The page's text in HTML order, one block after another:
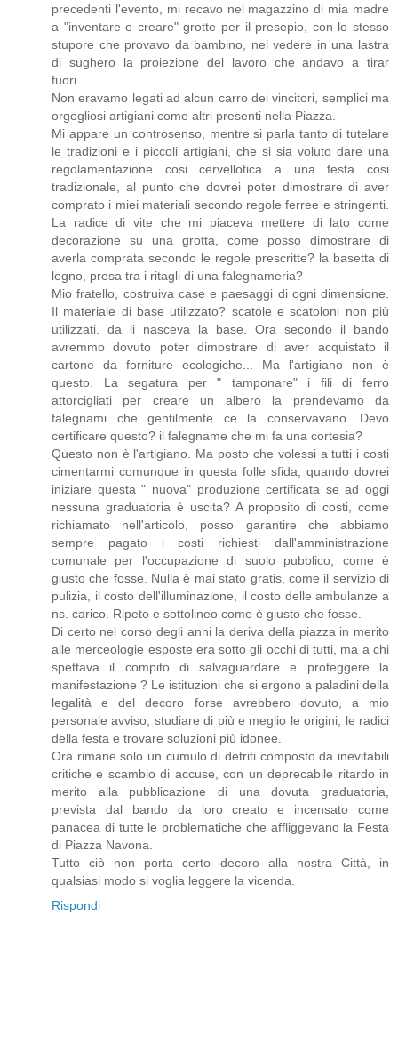
precedenti l'evento, mi recavo nel magazzino di mia madre
a "inventare e creare" grotte per il presepio, con lo stesso
stupore che provavo da bambino, nel vedere in una lastra
di sughero la proiezione del lavoro che andavo a tirar
fuori...
Non eravamo legati ad alcun carro dei vincitori, semplici ma
orgogliosi artigiani come altri presenti nella Piazza.
Mi appare un controsenso, mentre si parla tanto di tutelare
le tradizioni e i piccoli artigiani, che si sia voluto dare una
regolamentazione cosi cervellotica a una festa cosi
tradizionale, al punto che dovrei poter dimostrare di aver
comprato i miei materiali secondo regole ferree e stringenti.
La radice di vite che mi piaceva mettere di lato come
decorazione su una grotta, come posso dimostrare di
averla comprata secondo le regole prescritte? la basetta di
legno, presa tra i ritagli di una falegnameria?
Mio fratello, costruiva case e paesaggi di ogni dimensione.
Il materiale di base utilizzato? scatole e scatoloni non più
utilizzati. da li nasceva la base. Ora secondo il bando
avremmo dovuto poter dimostrare di aver acquistato il
cartone da forniture ecologiche... Ma l'artigiano non è
questo. La segatura per " tamponare" i fili di ferro
attorcigliati per creare un albero la prendevamo da
falegnami che gentilmente ce la conservavano. Devo
certificare questo? il falegname che mi fa una cortesia?
Questo non è l'artigiano. Ma posto che volessi a tutti i costi
cimentarmi comunque in questa folle sfida, quando dovrei
iniziare questa " nuova" produzione certificata se ad oggi
nessuna graduatoria è uscita? A proposito di costi, come
richiamato nell'articolo, posso garantire che abbiamo
sempre pagato i costi richiesti dall'amministrazione
comunale per l'occupazione di suolo pubblico, come è
giusto che fosse. Nulla è mai stato gratis, come il servizio di
pulizia, il costo dell'illuminazione, il costo delle ambulanze a
ns. carico. Ripeto e sottolineo come è giusto che fosse.
Di certo nel corso degli anni la deriva della piazza in merito
alle merceologie esposte era sotto gli occhi di tutti, ma a chi
spettava il compito di salvaguardare e proteggere la
manifestazione ? Le istituzioni che si ergono a paladini della
legalità e del decoro forse avrebbero dovuto, a mio
personale avviso, studiare di più e meglio le origini, le radici
della festa e trovare soluzioni più idonee.
Ora rimane solo un cumulo di detriti composto da inevitabili
critiche e scambio di accuse, con un deprecabile ritardo in
merito alla pubblicazione di una dovuta graduatoria,
prevista dal bando da loro creato e incensato come
panacea di tutte le problematiche che affliggevano la Festa
di Piazza Navona.
Tutto ciò non porta certo decoro alla nostra Città, in
qualsiasi modo si voglia leggere la vicenda.
Rispondi